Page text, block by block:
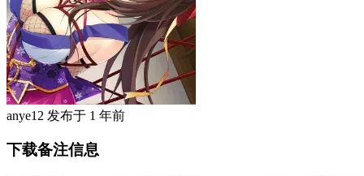
anye12 发布于 1 年前
下载备注信息